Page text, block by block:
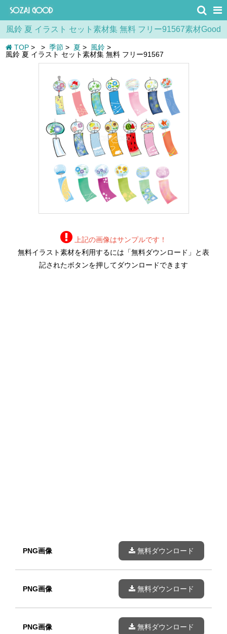
風鈴 夏 イラスト セット素材集 無料 フリー91567素材Good
TOP > > 季節 > 夏 > 風鈴 >
風鈴 夏 イラスト セット素材集 無料 フリー91567
上記の画像はサンプルです！
無料イラスト素材を利用するには「無料ダウンロード」と表
記されたボタンを押してダウンロードできます
PNG画像 無料ダウンロード
PNG画像 無料ダウンロード
PNG画像 無料ダウンロード